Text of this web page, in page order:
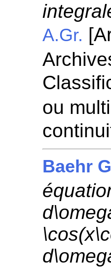
A.Gr.
ou
Baehr